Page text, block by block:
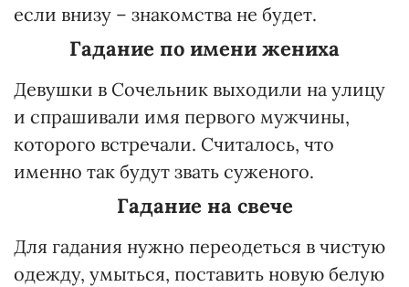
если внизу – знакомства не будет.
Гадание по имени жениха
Девушки в Сочельник выходили на улицу
и спрашивали имя первого мужчины,
которого встречали. Считалось, что
именно так будут звать суженого.
Гадание на свече
Для гадания нужно переодеться в чистую
одежду, умыться, поставить новую белую